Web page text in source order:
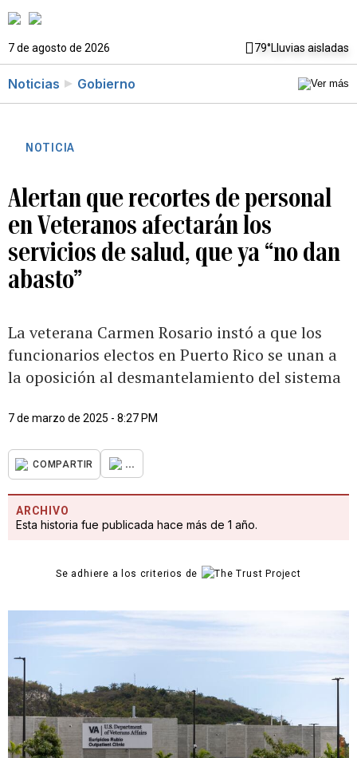
7 de agosto de 2026 79°Lluvias aisladas
Noticias Gobierno
NOTICIA
Alertan que recortes de personal
en Veteranos afectarán los
servicios de salud, que ya “no dan
abasto”
La veterana Carmen Rosario instó a que los
funcionarios electos en Puerto Rico se unan a
la oposición al desmantelamiento del sistema
7 de marzo de 2025 - 8:27 PM
COMPARTIR ...
ARCHIVO
Esta historia fue publicada hace más de 1 año.
Se adhiere a los criterios de